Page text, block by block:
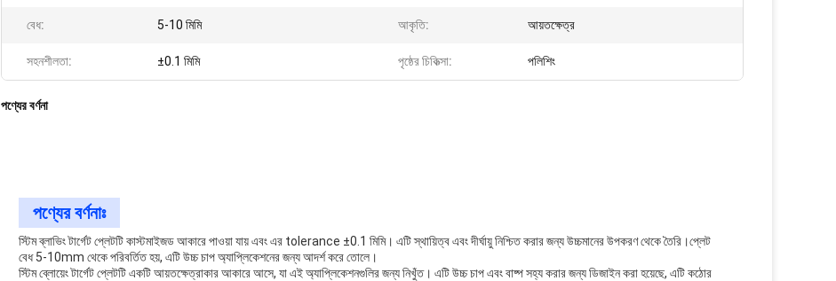
বেধ: 5-10 মিমি আকৃতি: আয়তক্ষেত্র
সহনশীলতা: ±0.1 মিমি পৃষ্ঠের চিকিত্সা: পলিশিং
পণ্যের বর্ণনা
পণ্যের বর্ণনাঃ
স্টিম ব্লাভিং টার্গেট প্লেটটি কাস্টমাইজড আকারে পাওয়া যায় এবং এর tolerance ±0.1 মিমি। এটি স্থায়িত্ব এবং দীর্ঘায়ু নিশ্চিত করার জন্য উচ্চমানের উপকরণ থেকে তৈরি।প্লেট
বেধ 5-10mm থেকে পরিবর্তিত হয়, এটি উচ্চ চাপ অ্যাপ্লিকেশনের জন্য আদর্শ করে তোলে।
স্টিম ব্লোয়েং টার্গেট প্লেটটি একটি আয়তক্ষেত্রাকার আকারে আসে, যা এই অ্যাপ্লিকেশনগুলির জন্য নিখুঁত। এটি উচ্চ চাপ এবং বাষ্প সহ্য করার জন্য ডিজাইন করা হয়েছে, এটি কঠোর